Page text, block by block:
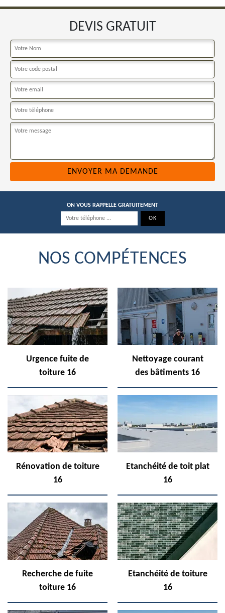
DEVIS GRATUIT
ON VOUS RAPPELLE GRATUITEMENT
NOS COMPÉTENCES
Urgence fuite de
toiture 16
Nettoyage courant
des bâtiments 16
Rénovation de toiture
16
Etanchéité de toit plat
16
Recherche de fuite
toiture 16
Etanchéité de toiture
16